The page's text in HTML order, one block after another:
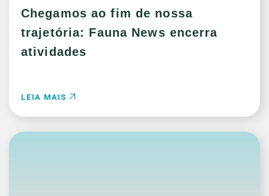
Chegamos ao fim de nossa
trajetória: Fauna News encerra
atividades
LEIA MAIS